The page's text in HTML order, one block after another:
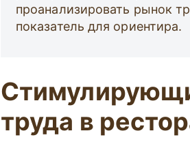
проанализировать рынок
показатель для ориентира.
труда в